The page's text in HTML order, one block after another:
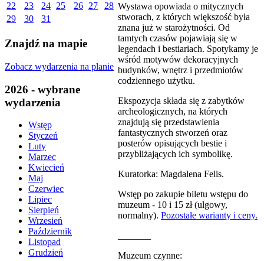
22
23 24 25 26 27
28
29
30 31
Znajdź na mapie
Zobacz wydarzenia na planie
2026 - wybrane
wydarzenia
Wstęp
Styczeń
Luty
Marzec
Kwiecień
Maj
Czerwiec
Lipiec
Sierpień
Wrzesień
Październik
Listopad
Grudzień
Wystawa opowiada o mitycznych
stworach, z których większość była
znana już w starożytności. Od
tamtych czasów pojawiają się w
legendach i bestiariach. Spotykamy je
wśród motywów dekoracyjnych
budynków, wnętrz i przedmiotów
codziennego użytku.
Ekspozycja składa się z zabytków
archeologicznych, na których
znajdują się przedstawienia
fantastycznych stworzeń oraz
posterów opisujących bestie i
przybliżających ich symbolikę.
Kuratorka: Magdalena Felis.
Wstęp po zakupie biletu wstępu do
muzeum - 10 i 15 zł (ulgowy,
normalny). Pozostałe warianty i ceny.
Muzeum czynne: